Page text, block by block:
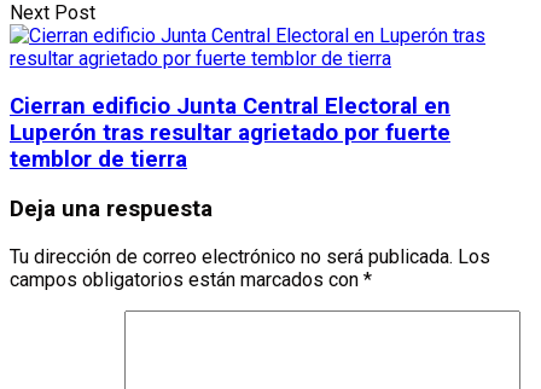
Next Post
Cierran edificio Junta Central Electoral en
Luperón tras resultar agrietado por fuerte
temblor de tierra
Deja una respuesta
Tu dirección de correo electrónico no será publicada. Los
campos obligatorios están marcados con *